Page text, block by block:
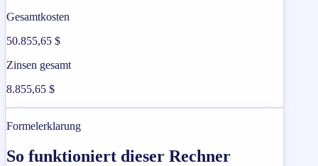
Gesamtkosten
50.855,65 $
Zinsen gesamt
8.855,65 $
Formelerklarung
So funktioniert dieser Rechner